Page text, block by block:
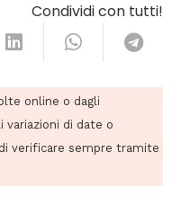
Condividi con tutti!
online o dagli
variazioni di date o
verificare sempre tramite